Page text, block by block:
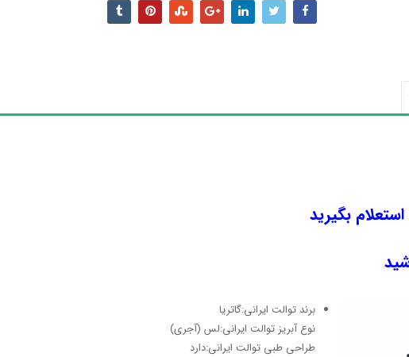
بگیرید
برند توالت ایرانی:گاتریا
نوع آبریز توالت ایرانی:لس (آجری)
طراحی طبی توالت ایرانی:دارد